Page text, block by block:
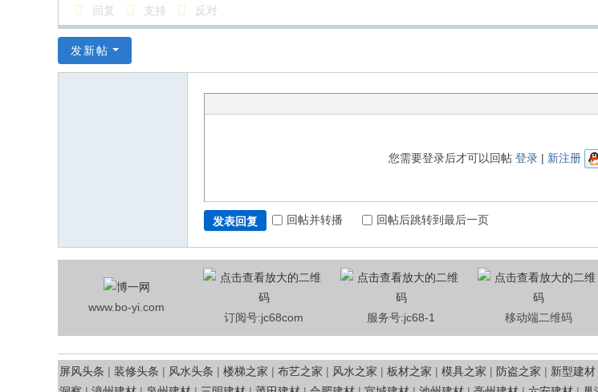
回复 支持 反对
发新帖
您需要登录后才可以回帖 登录| 新注册
发表回复 回帖并转播 回帖后跳转到最后一页
www.bo-yi.com
订阅号:jc68com
服务号:jc68-1 移动端二维码
屏风头条 | 装修头条 | 风水头条 | 楼梯之家 | 布艺之家 | 风水之家 | 板材之家 | 模具之家 | 防盗之家 | 新型建材